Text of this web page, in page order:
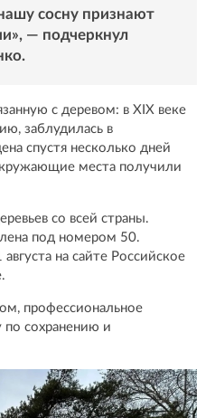
сосну признают
— подчеркнул
с деревом: в XIX веке
заблудилась в
спустя несколько дней
места получили
со всей страны.
под номером 50.
на сайте Российское
профессиональное
по сохранению и